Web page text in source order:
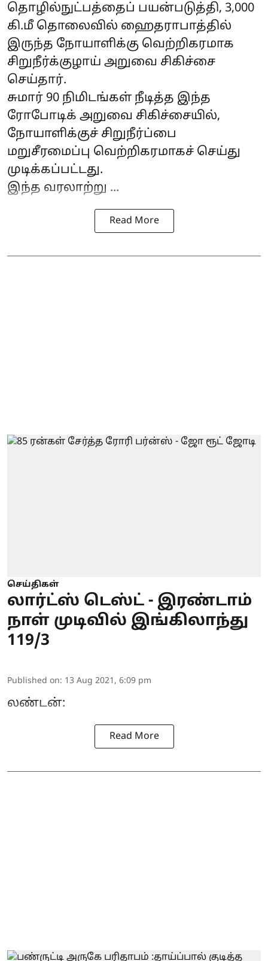
தொழில்நுட்பத்தைப் பயன்படுத்தி, 3,000
கி.மீ தொலைவில் ஹைதராபாத்தில்
இருந்த நோயாளிக்கு வெற்றிகரமாக
சிறுநீர்க்குழாய் அறுவை சிகிச்சை
செய்தார்.
சுமார் 90 நிமிடங்கள் நீடித்த இந்த
ரோபோடிக் அறுவை சிகிச்சையில்,
நோயாளிக்குச் சிறுநீர்ப்பை
மறுசீரமைப்பு வெற்றிகரமாகச் செய்து
முடிக்கப்பட்டது.
இந்த வரலாற்று ...
Read More
செய்திகள்
லார்ட்ஸ் டெஸ்ட் - இரண்டாம்
நாள் முடிவில் இங்கிலாந்து
119/3
Published on: 13 Aug 2021, 6:09 pm
லண்டன்:
Read More